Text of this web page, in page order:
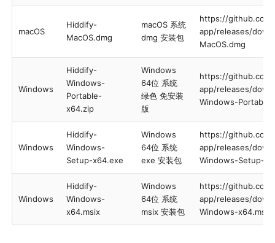
macOS
Hiddify-
MacOS.dmg
macOS 系统
dmg 安装包
https://
app/releases/
MacOS.dmg
Windows
Hiddify-
Windows-
Portable-
x64.zip
Windows
64位 系统
绿色 免安装
版
https://
app/releases/
Windows-
Windows
Hiddify-
Windows-
Setup-x64.exe
Windows
64位 系统
exe 安装包
https://
app/releases/
Windows-Setup-
Windows
Hiddify-
Windows-
x64.msix
Windows
64位 系统
msix 安装包
https://
app/releases/
Windows-x64.msix